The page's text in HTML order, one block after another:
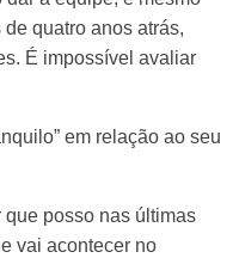
quatro anos atrás,
É impossível avaliar
em relação ao seu
que posso nas últimas
vai acontecer no